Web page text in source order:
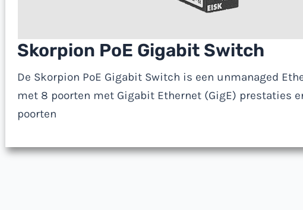
Skorpion PoE Gigabit Switch
De Skorpion PoE Gigabit Switch is een unmanaged
met 8 poorten met Gigabit Ethernet (GigE) prestaties
poorten